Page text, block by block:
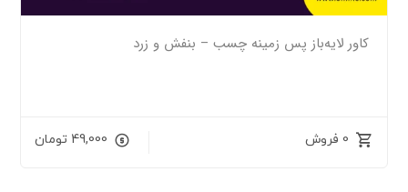
کاور لایه‌باز پس زمینه چسب – بنفش و زرد
0 فروش 49,000 تومان